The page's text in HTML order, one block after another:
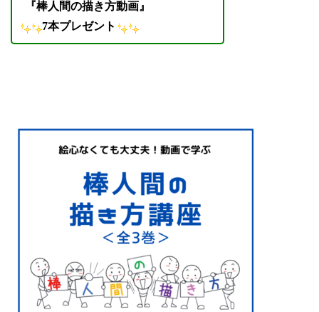
『棒人間の描き方動画』
7本プレゼント